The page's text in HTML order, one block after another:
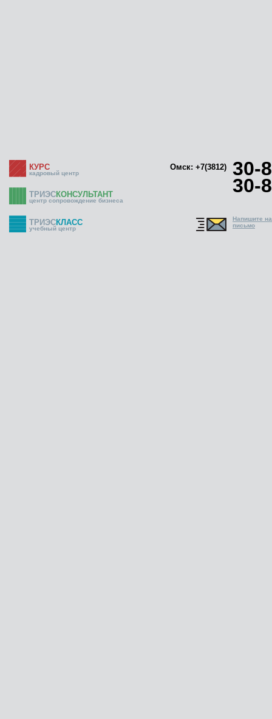
КУРС
кадровый центр
Омск: +7(3812) 30-
30-
ТРИЭСКОНСУЛЬТАНТ
центр сопровождение бизнеса
ТРИЭСКЛАСС
учебный центр
Напишите
письмо